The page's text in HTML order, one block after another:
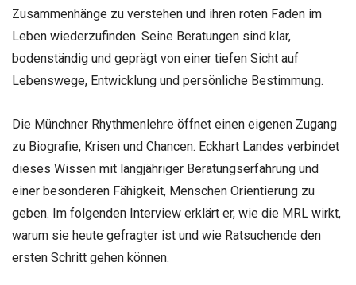
Zusammenhänge zu verstehen und ihren roten Faden im
Leben wiederzufinden. Seine Beratungen sind klar,
bodenständig und geprägt von einer tiefen Sicht auf
Lebenswege, Entwicklung und persönliche Bestimmung.
Die Münchner Rhythmenlehre öffnet einen eigenen Zugang
zu Biografie, Krisen und Chancen. Eckhart Landes verbindet
dieses Wissen mit langjähriger Beratungserfahrung und
einer besonderen Fähigkeit, Menschen Orientierung zu
geben. Im folgenden Interview erklärt er, wie die MRL wirkt,
warum sie heute gefragter ist und wie Ratsuchende den
ersten Schritt gehen können.